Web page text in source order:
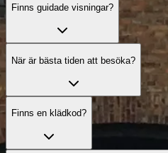
Finns guidade visningar?
När är bästa tiden att besöka?
Finns en klädkod?